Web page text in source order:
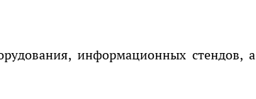
информационных стендов, а